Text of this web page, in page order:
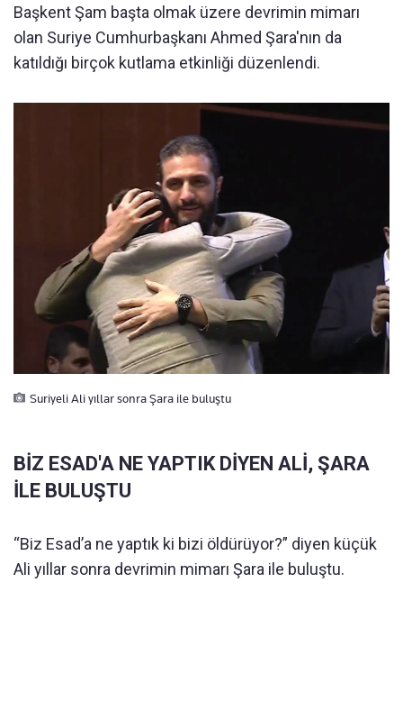
Başkent Şam başta olmak üzere devrimin mimarı
olan Suriye Cumhurbaşkanı Ahmed Şara'nın da
katıldığı birçok kutlama etkinliği düzenlendi.
Suriyeli Ali yıllar sonra Şara ile buluştu
BİZ ESAD'A NE YAPTIK DİYEN ALİ, ŞARA
İLE BULUŞTU
“Biz Esad’a ne yaptık ki bizi öldürüyor?” diyen küçük
Ali yıllar sonra devrimin mimarı Şara ile buluştu.